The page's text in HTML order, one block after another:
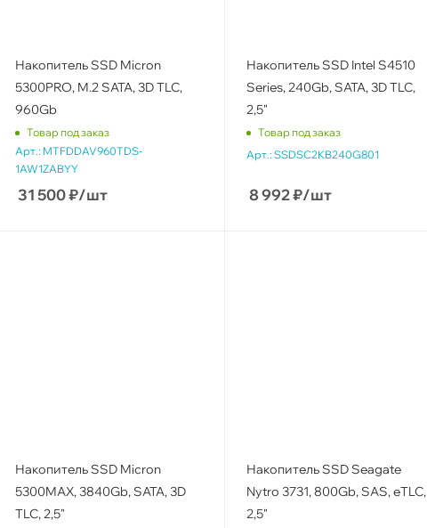
Накопитель SSD Micron
5300PRO, M.2 SATA, 3D TLC,
960Gb
Товар под заказ
Арт.: MTFDDAV960TDS-
1AW1ZABYY
31 500₽/шт
Накопитель SSD Intel S4510
Series, 240Gb, SATA, 3D TLC,
2,5"
Товар под заказ
Арт.: SSDSC2KB240G801
8 992₽/шт
Накопитель SSD Micron
5300MAX, 3840Gb, SATA, 3D
TLC, 2,5"
Накопитель SSD Seagate
Nytro 3731, 800Gb, SAS, eTLC,
2,5"